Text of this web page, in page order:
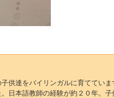
供達をバイリンガルに育ててい
。日本語教師の経験が約２０年。